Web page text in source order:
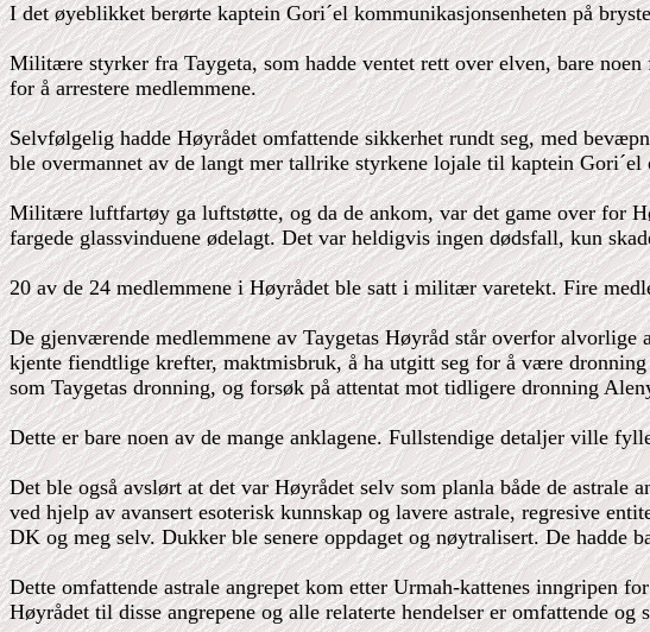
I det øyeblikket berørte kaptein Gori´el kommunikasjonsenheten på
Militære styrker fra Taygeta, som hadde ventet rett over elven, bare
for å arrestere medlemmene.
Selvfølgelig hadde Høyrådet omfattende sikkerhet rundt seg, med
ble overmannet av de langt mer tallrike styrkene lojale til kaptein Gori´el
Militære luftfartøy ga luftstøtte, og da de ankom, var det game over for
fargede glassvinduene ødelagt. Det var heldigvis ingen dødsfall, kun
20 av de 24 medlemmene i Høyrådet ble satt i militær varetekt. Fire
De gjenværende medlemmene av Taygetas Høyråd står overfor
kjente fiendtlige krefter, maktmisbruk, å ha utgitt seg for å være
som Taygetas dronning, og forsøk på attentat mot tidligere dronning
Dette er bare noen av de mange anklagene. Fullstendige detaljer ville
Det ble også avslørt at det var Høyrådet selv som planla både de astrale
ved hjelp av avansert esoterisk kunnskap og lavere astrale, regresive
DK og meg selv. Dukker ble senere oppdaget og nøytralisert. De hadde
Dette omfattende astrale angrepet kom etter Urmah-kattenes inngripen
Høyrådet til disse angrepene og alle relaterte hendelser er omfattende